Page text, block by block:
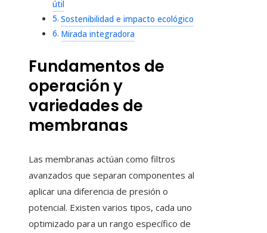
útil
Sostenibilidad e impacto ecológico
Mirada integradora
Fundamentos de
operación y
variedades de
membranas
Las membranas actúan como filtros
avanzados que separan componentes al
aplicar una diferencia de presión o
potencial. Existen varios tipos, cada uno
optimizado para un rango específico de